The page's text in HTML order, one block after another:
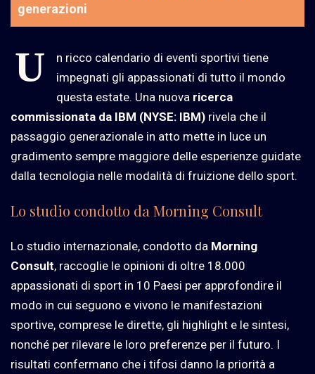
generazioni
U
n ricco calendario di eventi sportivi tiene
impegnati gli appassionati di tutto il mondo
questa estate. Una nuova ricerca
commissionata da IBM (NYSE: IBM) rivela che il
passaggio generazionale in atto mette in luce un
gradimento sempre maggiore delle esperienze guidate
dalla tecnologia nelle modalità di fruizione dello sport.
Lo studio condotto da Morning Consult
Lo studio internazionale, condotto da Morning
Consult, raccoglie le opinioni di oltre 18.000
appassionati di sport in 10 Paesi per approfondire il
modo in cui seguono e vivono le manifestazioni
sportive, comprese le dirette, gli highlight e le sintesi,
nonché per rilevare le loro preferenze per il futuro. I
risultati confermano che i tifosi danno la priorità a